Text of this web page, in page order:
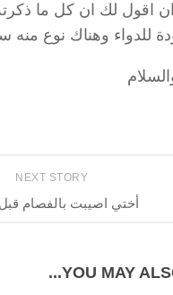
اقول لك ان كل ما
للدواء وهناك نوع
NEXT STORY
أختي اصيبت بالفصام قبل
YOU MAY